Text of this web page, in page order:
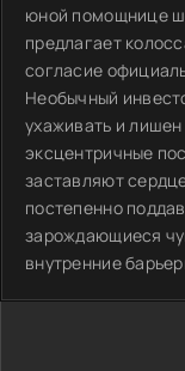
юной помощнице
предлагает
согласие
Необычный
ухаживать и
эксцентричные
заставляют
постепенно
зарождающиеся
внутренние